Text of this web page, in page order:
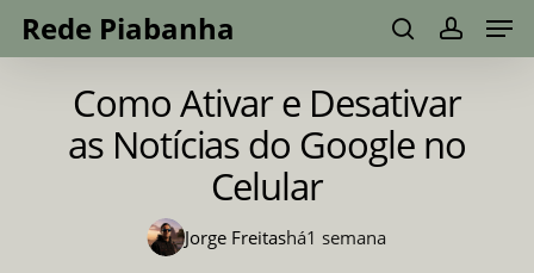
SkipRede Piabanha
searchaccount
Como Ativar e Desativar
as Notícias do Google no
Celular
Jorge Freitashá1 semana
Menu